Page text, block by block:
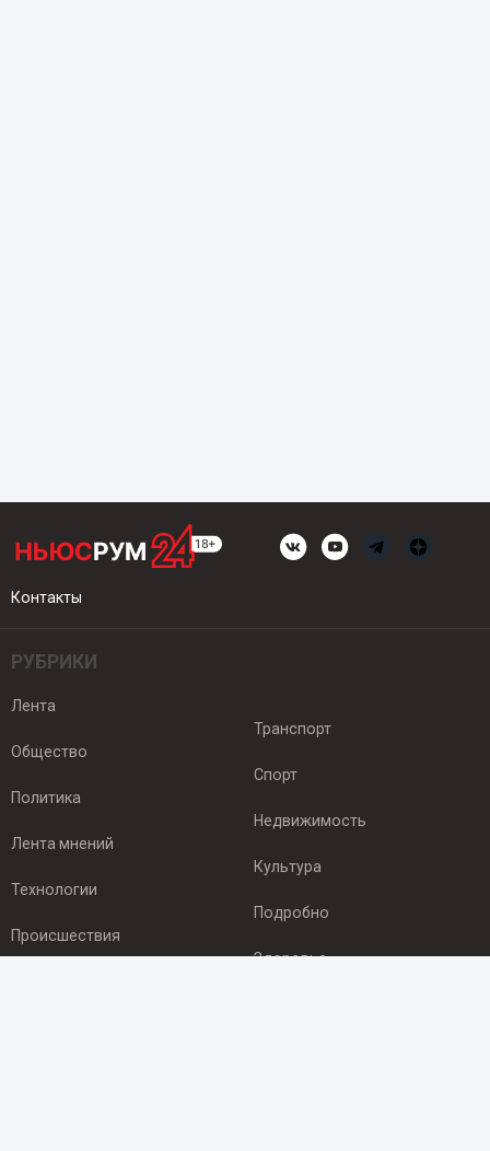
Контакты
РУБРИКИ
Лента
Общество
Политика
Лента мнений
Технологии
Происшествия
Транспорт
Спорт
Недвижимость
Культура
Подробно
Здоровье